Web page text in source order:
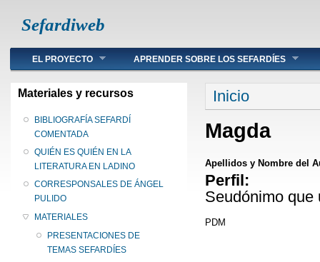
Sefardiweb
Main menu
EL PROYECTO APRENDER SOBRE LOS SEFARDÍES
Materiales y recursos
BIBLIOGRAFÍA SEFARDÍ
COMENTADA
QUIÉN ES QUIÉN EN LA
LITERATURA EN LADINO
CORRESPONSALES DE ÁNGEL
PULIDO
MATERIALES
PRESENTACIONES DE
TEMAS SEFARDÍES
Se encuentra
Inicio
Magda
Apellidos y Nombre del
Perfil:
Seudónimo
PDM